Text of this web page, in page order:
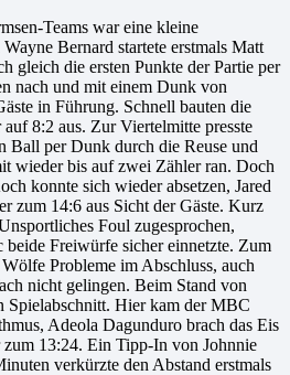
Teams war eine kleine
Bernard startete erstmals Matt
gleich die ersten Punkte der Partie per
nach und mit einem Dunk von
in Führung. Schnell bauten die
8:2 aus. Zur Viertelmitte presste
Ball per Dunk durch die Reuse und
wieder bis auf zwei Zähler ran. Doch
konnte sich wieder absetzen, Jared
zum 14:6 aus Sicht der Gäste. Kurz
Foul zugesprochen,
Freiwürfe sicher einnetzte. Zum
Probleme im Abschluss, auch
nicht gelingen. Beim Stand von
Spielabschnitt. Hier kam der MBC
Adeola Dagunduro brach das Eis
13:24. Ein Tipp-In von Johnnie
verkürzte den Abstand erstmals